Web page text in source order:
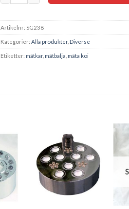
Artikelnr: SG238
Kategorier: Alla produkter, Diverse
Etiketter: mätkar, mätbalja mäta koi